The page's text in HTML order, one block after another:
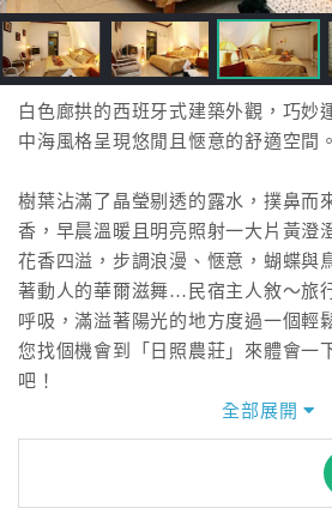
跟
飯
店
訂
房
HOT
特
色
民
宿
球
白色廊拱的西班牙式建築外觀，巧妙
中海風格呈現悠閒且愜意的舒適空間。
樹葉沾滿了晶瑩剔透的露水，撲鼻而
香，早晨溫暖且明亮照射一大片黃澄
花香四溢，步調浪漫、愜意，蝴蝶與
著動人的華爾滋舞…民宿主人敘～旅
呼吸，滿溢著陽光的地方度過一個輕
您找個機會到「日照農莊」來體會一
吧！
全部展開